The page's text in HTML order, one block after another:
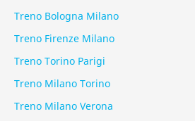
Treno Bologna Milano
Treno Firenze Milano
Treno Torino Parigi
Treno Milano Torino
Treno Milano Verona